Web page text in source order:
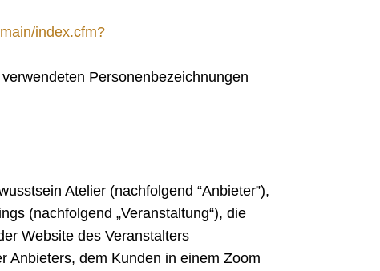
index.cfm?
Personenbezeichnungen
Atelier (nachfolgend “Anbieter”),
(nachfolgend „Veranstaltung“), die
Website des Veranstalters
Anbieters, dem Kunden in einem Zoom